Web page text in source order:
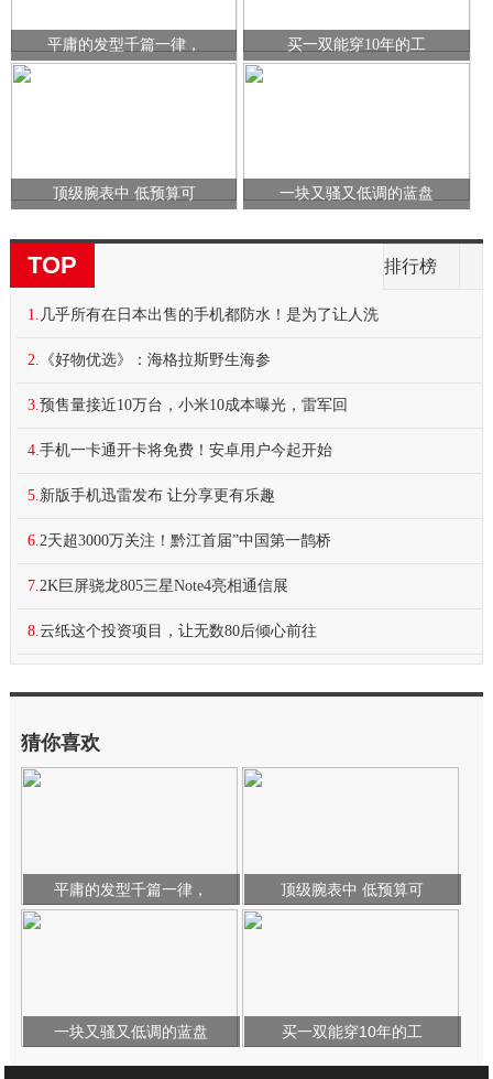
平庸的发型千篇一律， 买一双能穿10年的工
顶级腕表中 低预算可 一块又骚又低调的蓝盘
TOP 排行榜
1. 几乎所有在日本出售的手机都防水！是为了让人洗
2. 《好物优选》：海格拉斯野生海参
3. 预售量接近10万台，小米10成本曝光，雷军回
4. 手机一卡通开卡将免费！安卓用户今起开始
5. 新版手机迅雷发布 让分享更有乐趣
6. 2天超3000万关注！黔江首届”中国第一鹊桥
7. 2K巨屏骁龙805三星Note4亮相通信展
8. 云纸这个投资项目，让无数80后倾心前往
猜你喜欢
平庸的发型千篇一律， 顶级腕表中 低预算可
一块又骚又低调的蓝盘 买一双能穿10年的工